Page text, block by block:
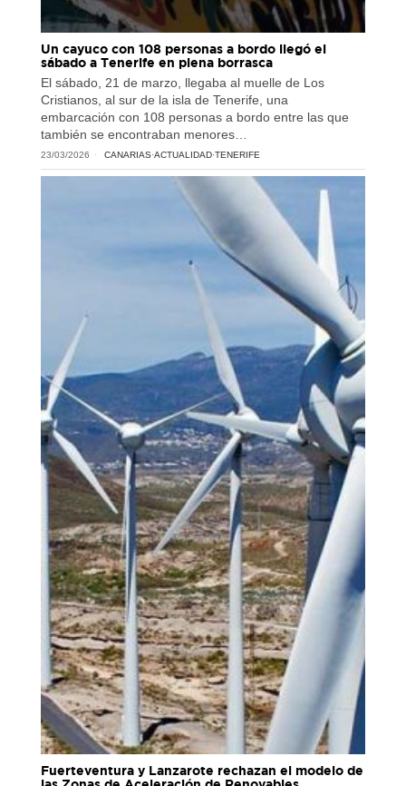
Un cayuco con 108 personas a bordo llegó el
sábado a Tenerife en plena borrasca
El sábado, 21 de marzo, llegaba al muelle de Los
Cristianos, al sur de la isla de Tenerife, una
embarcación con 108 personas a bordo entre las que
también se encontraban menores…
23/03/2026 CANARIAS·ACTUALIDAD·TENERIFE
Fuerteventura y Lanzarote rechazan el modelo de